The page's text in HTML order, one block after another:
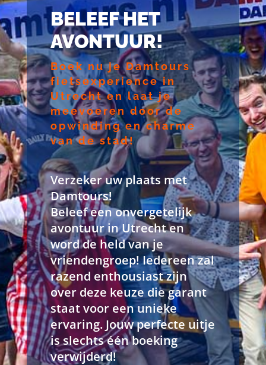
BELEEF HET
AVONTUUR!
Boek nu je Damtours
fietsexperience in
Utrecht en laat je
meevoeren door de
opwinding en charme
van de stad!
Verzeker uw plaats met
Damtours!
Beleef een onvergetelijk
avontuur in Utrecht en
word de held van je
vriendengroep! Iedereen zal
razend enthousiast zijn
over deze keuze die garant
staat voor een unieke
ervaring. Jouw perfecte uitje
is slechts één boeking
verwijderd!